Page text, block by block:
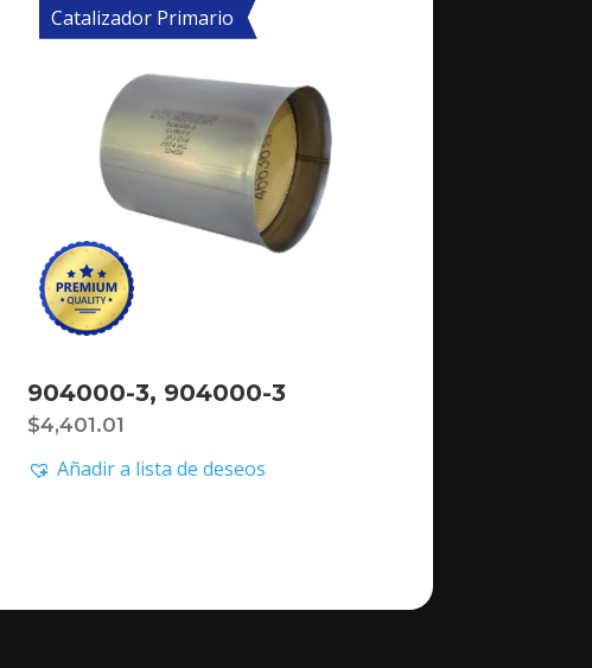
Catalizador Primario
904000-3, 904000-3
$4,401.01
Añadir a lista de deseos